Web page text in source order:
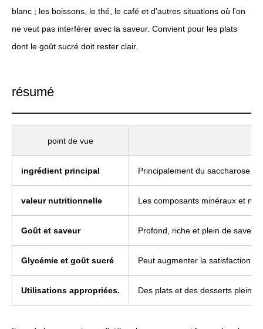
blanc ; les boissons, le thé, le café et d'autres situations où l'on
ne veut pas interférer avec la saveur. Convient pour les plats
dont le goût sucré doit rester clair.
résumé
point de vue
ingrédient principal Principalement du saccharose,
valeur nutritionnelle Les composants minéraux et
Goût et saveur Profond, riche et plein de
Glycémie et goût sucré Peut augmenter la satisfaction
Utilisations appropriées. Des plats et des desserts pleins